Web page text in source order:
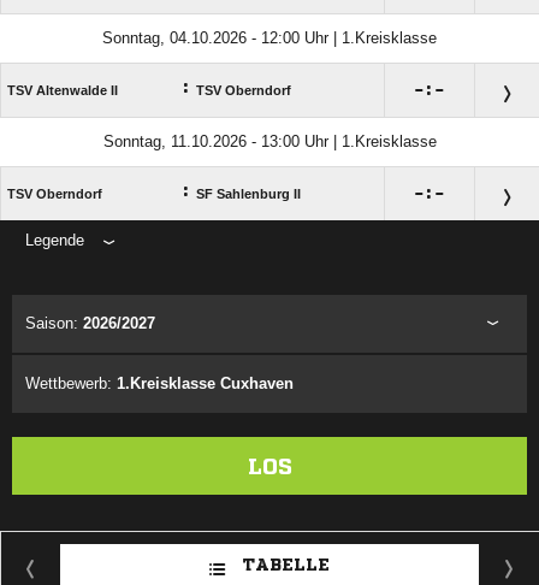
Sonntag, 04.10.2026 - 12:00 Uhr | 1.Kreisklasse
TSV Altenwalde II : TSV Oberndorf : 
Sonntag, 11.10.2026 - 13:00 Uhr | 1.Kreisklasse
TSV Oberndorf : SF Sahlenburg II : 
Legende
Saison: 2026/2027
Wettbewerb: 1.Kreisklasse Cuxhaven
LOS
TABELLE